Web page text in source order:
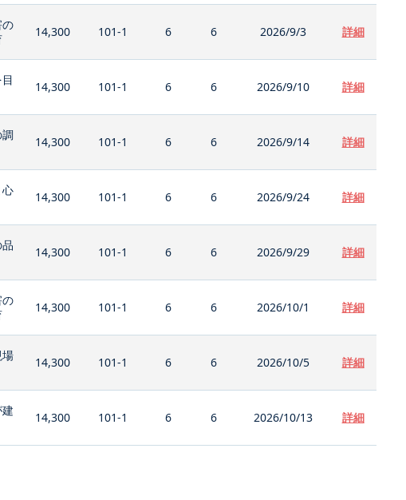
の
14,300 101-1 6 6 2026/9/3 詳細
14,300 101-1 6 6 2026/9/10 詳細
14,300 101-1 6 6 2026/9/14 詳細
心
14,300 101-1 6 6 2026/9/24 詳細
14,300 101-1 6 6 2026/9/29 詳細
の
14,300 101-1 6 6 2026/10/1 詳細
場
14,300 101-1 6 6 2026/10/5 詳細
14,300 101-1 6 6 2026/10/13 詳細